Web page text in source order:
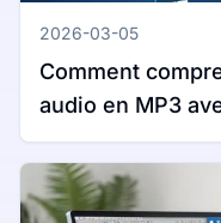
2026-03-05
Comment
audio en MP3
pour Windows et